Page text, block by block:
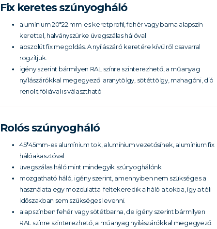
Fix keretes szúnyogháló
alumínium 20*22 mm-es keretprofil, fehér vagy barna alapszín
kerettel, halványszürke üvegszálas hálóval
abszolút fix megoldás. A nyílászáró keretére kívülről csavarral
rögzítjük.
igény szerint bármilyen RAL színre szinterezhető, a műanyag
nyílászárókkal megegyező: aranytölgy, sötéttölgy, mahagóni, dió
renolit fóliával is választható
Rolós szúnyogháló
45*45mm-es alumínium tok, alumínium vezetősínek, alumínium fix
hálóakasztóval
üvegszálas háló mint mindegyik szúnyoghálónk
mozgatható háló, igény szerint, amennyiben nem szükséges a
használata egy mozdulattal feltekeredik a háló a tokba, így a téli
időszakban sem szükséges levenni.
alapszínben fehér vagy sötétbarna, de igény szerint bármilyen
RAL színre szinterezhető, a műanyag nyílászárókkal megegyező: